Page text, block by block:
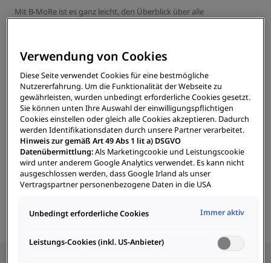
Mit B-MoRe ist es ganz leicht, den Überblick über alle
Ladekarten
Personalisierte Ladekarten sorgen für einfache Datenverwaltung,
Verrechnung und Kostenstellenzuweisung.
Optionen
B-MoRe hat für jeden Bedarf die passende Betreibungsoption, für
die Firmenflotte, für unterwegs, für zu Hause oder öffentliches
Verwendung von Cookies
Diese Seite verwendet Cookies für eine bestmögliche
Nutzererfahrung. Um die Funktionalität der Webseite zu
gewährleisten, wurden unbedingt erforderliche Cookies gesetzt.
Sie können unten Ihre Auswahl der einwilligungspflichtigen
Cookies einstellen oder gleich alle Cookies akzeptieren. Dadurch
werden Identifikationsdaten durch unsere Partner verarbeitet.
Hinweis zur gemäß Art 49 Abs 1 lit a) DSGVO
Datenübermittlung:Als Marketingcookie und Leistungscookie
wird unter anderem Google Analytics verwendet. Es kann nicht
ausgeschlossen werden, dass Google Irland als unser
Vertragspartner personenbezogene Daten in die USA
gleichwertiges Datenschutzniveau und es fehlt an einem
Hieraus können sich für Sie Risiken ergeben, weil Sie Ihre Rechte
als Betroffener in den USA nicht wirksam durchsetzen können,
Unbedingt erforderliche Cookies Immer aktiv
Leistungs-Cookies (inkl. US-Anbieter)